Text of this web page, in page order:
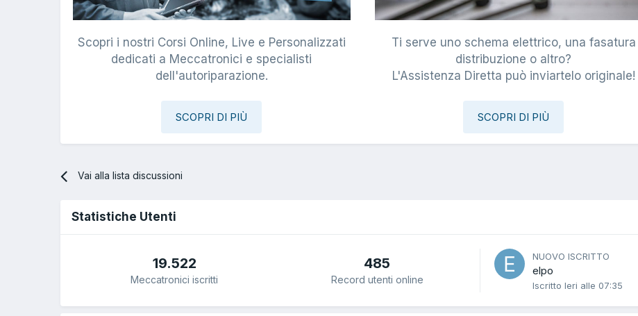
Scopri i nostri Corsi Online, Live e Personalizzati
dedicati a Meccatronici e specialisti
dell'autoriparazione.
SCOPRI DI PIÙ
Ti serve uno schema elettrico, una fasatura
distribuzione o altro?
L'Assistenza Diretta può inviartelo originale!
SCOPRI DI PIÙ
Vai alla lista discussioni
Statistiche Utenti
19.522
Meccatronici iscritti
485
Record utenti online
NUOVO ISCRITTO
elpo
Iscritto Ieri alle 07:35